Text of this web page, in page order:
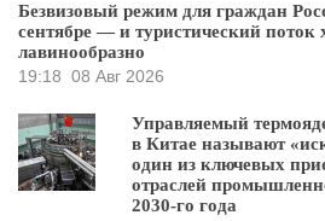
Безвизовый режим для граждан
сентябре — и туристический поток
лавинообразно
19:18 08 Авг 2026
Управляемый
в Китае называют
один из ключевых
отраслей
2030-го года